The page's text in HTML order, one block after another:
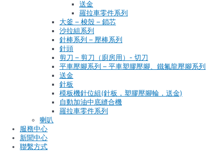
送金
羅拉車零件系列
大釜 – 梭殼 – 鎖芯
沙拉組系列
針棒系列 – 壓棒系列
針頭
剪刀 – 剪刀（廚房用）- 切刀
平車壓腳系列 – 平車塑膠壓腳、鐵氟龍壓腳系列
送金
針板
模板機針位組(針板，塑膠壓腳輪，送金)
自動加油中底縫合機
羅拉車零件系列
喇叭
服務中心
新聞中心
聯繫方式